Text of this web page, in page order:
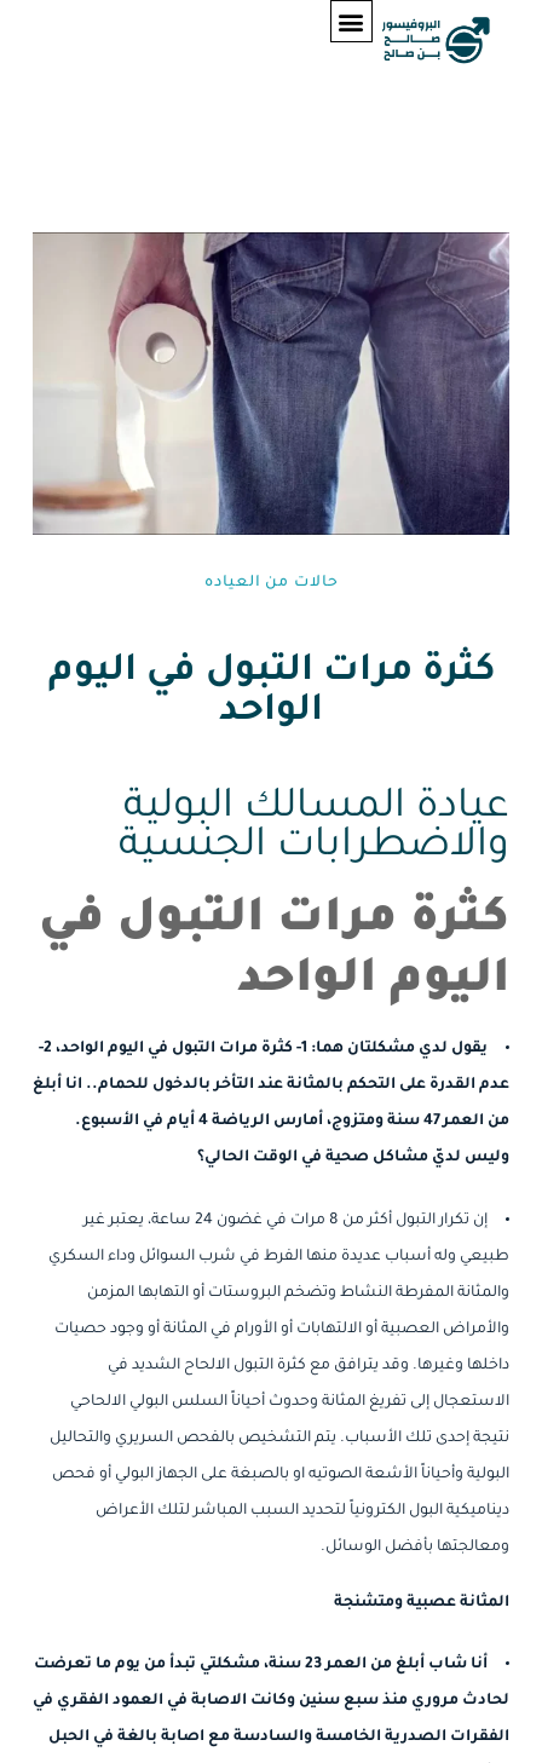
حالات من العياده⁩
كثرة مرات التبول في اليوم
الواحد
عيادة المسالك البولية
والاضطرابات الجنسية
كثرة مرات التبول في
اليوم الواحد
يقول لدي مشكلتان هما: 1- كثرة مرات التبول في اليوم الواحد، 2-
عدم القدرة على التحكم بالمثانة عند التأخر بالدخول للحمام.. انا أبلغ
من العمر 47 سنة ومتزوج، أمارس الرياضة 4 أيام في الأسبوع.
وليس لديّ مشاكل صحية في الوقت الحالي؟
إن تكرار التبول أكثر من 8 مرات في غضون 24 ساعة، يعتبر غير
طبيعي وله أسباب عديدة منها الفرط في شرب السوائل وداء السكري
والمثانة المفرطة النشاط وتضخم البروستات أو التهابها المزمن
والأمراض العصبية أو الالتهابات أو الأورام في المثانة أو وجود حصيات
داخلها وغيرها. وقد يترافق مع كثرة التبول الالحاح الشديد في
الاستعجال إلى تفريغ المثانة وحدوث أحياناً السلس البولي الالحاحي
نتيجة إحدى تلك الأسباب. يتم التشخيص بالفحص السريري والتحاليل
البولية وأحياناً الأشعة الصوتيه او بالصبغة على الجهاز البولي أو فحص
ديناميكية البول الكترونياً لتحديد السبب المباشر لتلك الأعراض
ومعالجتها بأفضل الوسائل.
المثانة عصبية ومتشنجة
أنا شاب أبلغ من العمر 23 سنة، مشكلتي تبدأ من يوم ما تعرضت
لحادث مروري منذ سبع سنين وكانت الاصابة في العمود الفقري في
الفقرات الصدرية الخامسة والسادسة مع اصابة بالغة في الحبل